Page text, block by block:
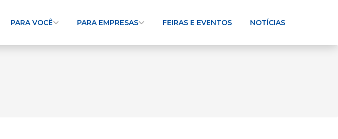
PARA VOCÊ PARA EMPRESAS FEIRAS E EVENTOS NOTÍCIAS